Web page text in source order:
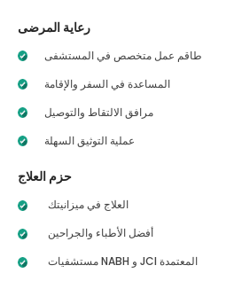
رعاية المرضى
طاقم عمل متخصص في المستشفى
المساعدة في السفر والإقامة
مرافق الالتقاط والتوصيل
عملية التوثيق السهلة
حزم العلاج
العلاج في ميزانيتك
أفضل الأطباء والجراحين
مستشفيات NABH و JCI المعتمدة